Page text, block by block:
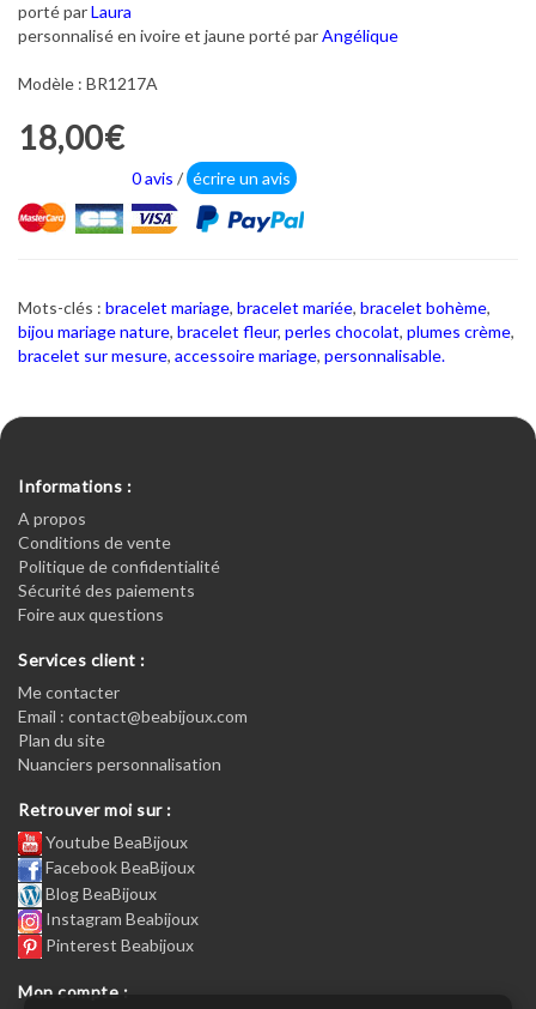
porté parLaura
personnalisé en ivoire et jaune porté parAngélique
Modèle : BR1217A
18,00€
0 avis / écrire un avis
Mots-clés : bracelet mariage, bracelet mariée, bracelet bohème,
bijou mariage nature, bracelet fleur, perles chocolat, plumes crème,
bracelet sur mesure, accessoire mariage, personnalisable.
Informations :
A propos
Conditions de vente
Politique de confidentialité
Sécurité des paiements
Foire aux questions
Services client :
Me contacter
Email : contact@beabijoux.com
Plan du site
Nuanciers personnalisation
Retrouver moi sur :
Youtube BeaBijoux
Facebook BeaBijoux
Blog BeaBijoux
Instagram Beabijoux
Pinterest Beabijoux
Mon compte :